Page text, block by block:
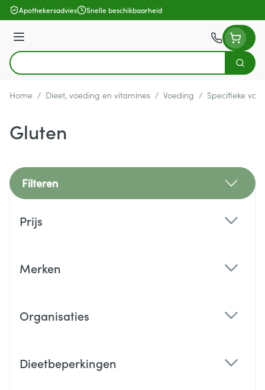
Ga naar de inhoud
Apothekersadvies Snelle beschikbaarheid
Menu
Product, merk, categorie...
Zoek
Home / Dieet, voeding en vitamines / Voeding / Specifieke
Gluten
Filteren
Prijs
Merken
Organisaties
Dieetbeperkingen